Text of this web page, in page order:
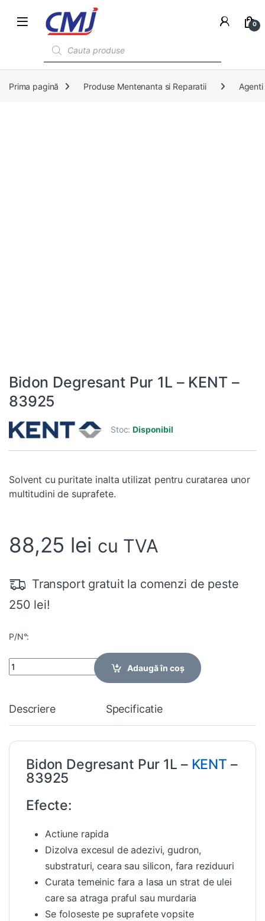
0
Prima pagină Produse Mentenanta si Reparatii
Bidon Degresant Pur 1L – KENT –
83925
Stoc:Disponibil
Solvent cu puritate inalta utilizat pentru curatarea unor
multitudini de suprafete.
88,25 lei cu TVA
Transport gratuit la comenzi de peste
250 lei!
P/N°:
Quantity
Adaugă în coș
Descriere Specificatie
Bidon Degresant Pur 1L – KENT –
83925
Efecte:
Actiune rapida
Dizolva excesul de adezivi, gudron,
substraturi, ceara sau silicon, fara reziduuri
Curata temeinic fara a lasa un strat de ulei
care sa atraga praful sau murdaria
Se foloseste pe suprafete vopsite